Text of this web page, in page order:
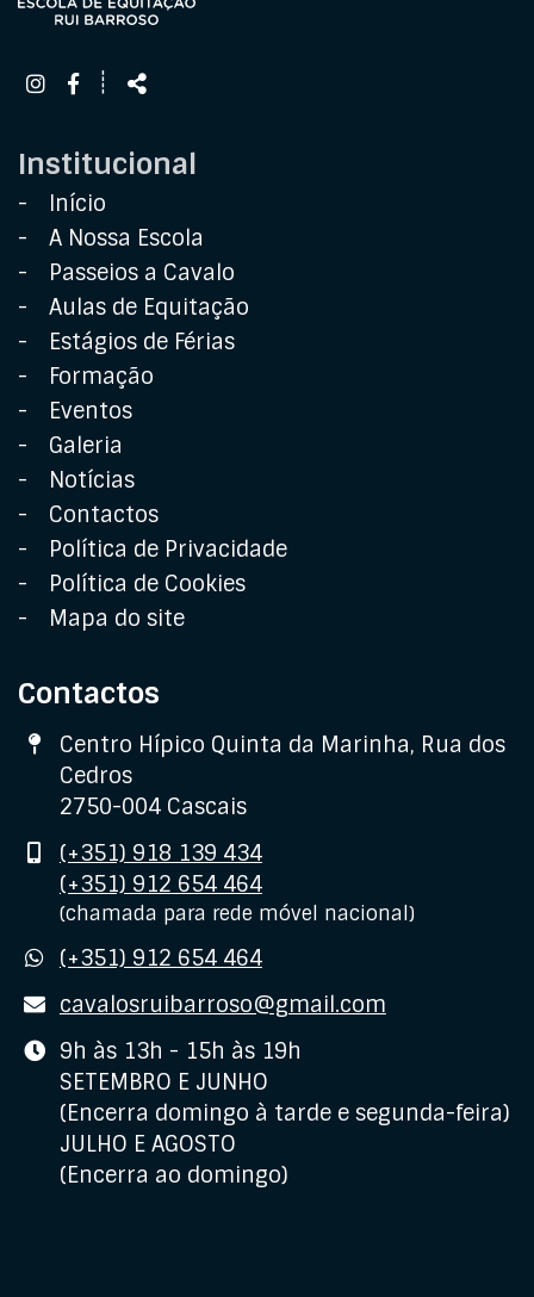
Siga-
┊
Partilhar
Institucional
Início
A Nossa Escola
Passeios a Cavalo
Aulas de Equitação
Estágios de Férias
Formação
Eventos
Galeria
Notícias
Contactos
Política de Privacidade
Política de Cookies
Mapa do site
Contactos
Morada
Centro Hípico Quinta da Marinha, Rua dos
Cedros
2750-004 Cascais
Telemóvel
(+351) 918 139 434
(+351) 912 654 464
(chamada para rede móvel nacional)
WhatsApp
(+351) 912 654 464
E-
mail
cavalosruibarroso@gmail.com
Horário
9h às 13h - 15h às 19h
SETEMBRO E JUNHO
(Encerra domingo à tarde e segunda-feira)
JULHO E AGOSTO
(Encerra ao domingo)